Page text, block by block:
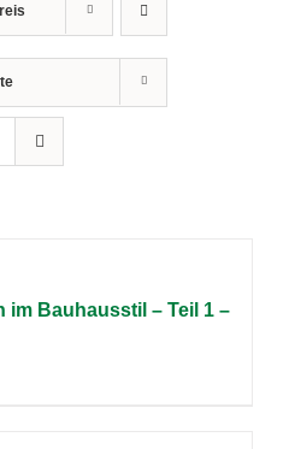
im Bauhausstil – Teil 1 –